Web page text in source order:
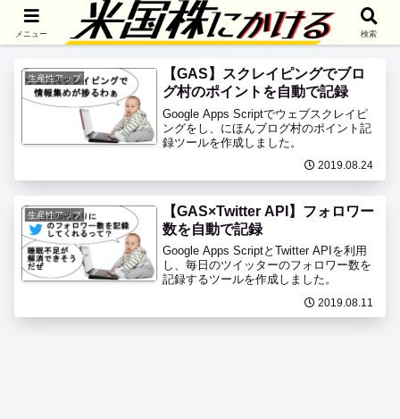
GAS
生産性アップ
【GAS】スクレイピングでブロ
グ村のポイントを自動で記録
Google Apps Scriptでウェブスクレイピ
ングをし、にほんブログ村のポイント記
録ツールを作成しました。
2019.08.24
生産性アップ
【GAS×Twitter API】フォロワー
数を自動で記録
Google Apps ScriptとTwitter APIを利用
し、毎日のツイッターのフォロワー数を
記録するツールを作成しました。
2019.08.11
メニュー 検索